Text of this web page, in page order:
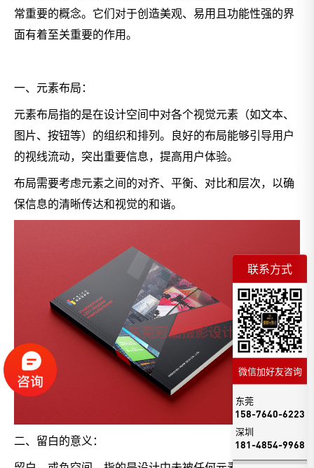
常重要的概念。它们对于创造美观、易用且功能性强的界
面有着至关重要的作用。
一、元素布局：
元素布局指的是在设计空间中对各个视觉元素（如文本、
图片、按钮等）的组织和排列。良好的布局能够引导用户
的视线流动，突出重要信息，提高用户体验。
布局需要考虑元素之间的对齐、平衡、对比和层次，以确
保信息的清晰传达和视觉的和谐。
二、留白的意义：
联系方式
微信加好友咨询
东莞
158-7640-6223
深圳
181-4854-9968